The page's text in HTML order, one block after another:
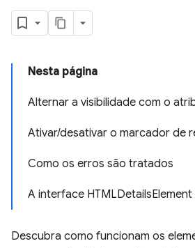
Nesta página
Alternar a visibilidade com o
Ativar/desativar o marcador de
Como os erros são tratados
A interface HTMLDetailsElement
Descubra como funcionam os